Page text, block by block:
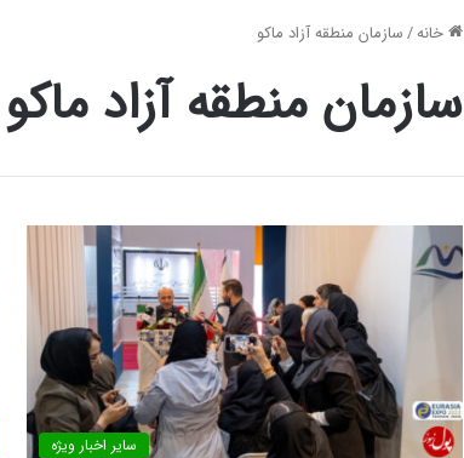
خانه/سازمان منطقه آزاد ماکو
سازمان منطقه آزاد ماکو
سایر اخبار ویژه